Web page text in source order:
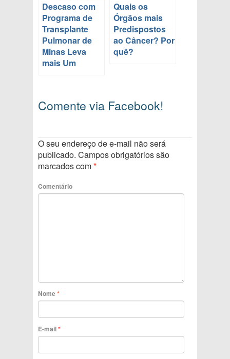
Descaso com
Programa de
Transplante
Pulmonar de
Minas Leva
mais Um
Quais os
Órgãos mais
Predispostos
ao Câncer? Por
quê?
Comente via Facebook!
O seu endereço de e-mail não será
publicado. Campos obrigatórios são
marcados com*
Comentário
Nome*
E-mail*